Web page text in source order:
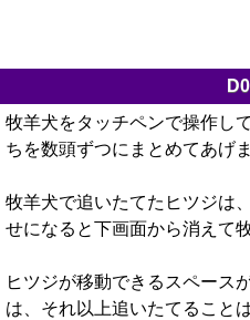
牧羊犬をタッチペンで操作し
ちを数頭ずつにまとめてあげ
牧羊犬で追いたてたヒツジは
せになると下画面から消えて
ヒツジが移動できるスペース
は、それ以上追いたてること